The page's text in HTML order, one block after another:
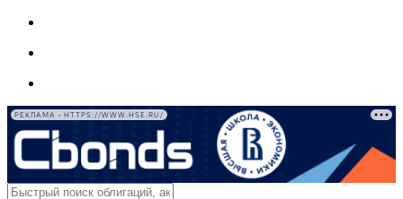
РЕКЛАМА • HTTPS://WWW.HSE.RU/